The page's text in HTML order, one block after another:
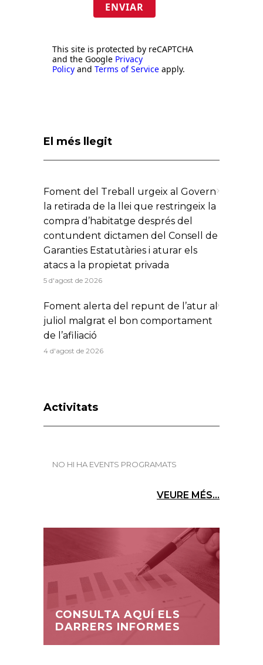
ENVIAR
This site is protected by reCAPTCHA
and the Google Privacy
Policy and Terms of Service apply.
El més llegit
Foment del Treball urgeix al Govern
la retirada de la llei que restringeix la
compra d’habitatge després del
contundent dictamen del Consell de
Garanties Estatutàries i aturar els
atacs a la propietat privada
5 d'agost de 2026
Foment alerta del repunt de l’atur al
juliol malgrat el bon comportament
de l’afiliació
4 d'agost de 2026
Activitats
NO HI HA EVENTS PROGRAMATS
VEURE MÉS...
CONSULTA AQUÍ ELS
DARRERS INFORMES